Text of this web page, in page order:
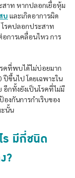
าท หากปลอกเยื่อหุ้ม
บ และเกิดอาการผิด
รคปลอกประสาท
การเคลื่อนไหว การ
รคที่พบได้ไม่บ่อยมาก
ปีขึ้นไป โดยเฉพาะใน
กทั้งยังเป็นโรคที่ไม่มี
งกันการกำเริบของ
ะนั้น
ร มีกี่ชนิด
?